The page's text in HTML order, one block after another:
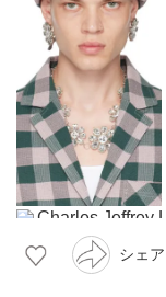
シェア